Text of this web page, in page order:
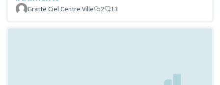
Gratte Ciel Centre Ville 2 13